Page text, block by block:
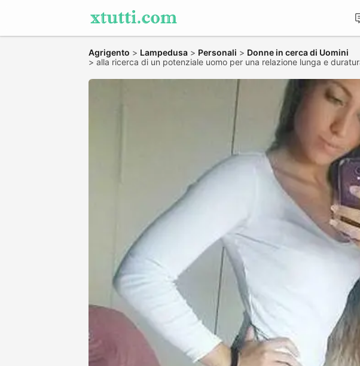
Agrigento > Lampedusa > Personali > Donne in cerca di Uomini
> alla ricerca di un potenziale uomo per una relazione lunga e